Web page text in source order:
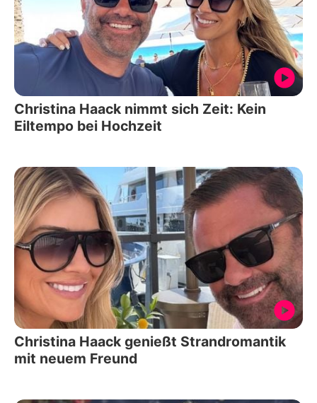
Christina Haack nimmt sich Zeit: Kein
Eiltempo bei Hochzeit
Christina Haack genießt Strandromantik
mit neuem Freund